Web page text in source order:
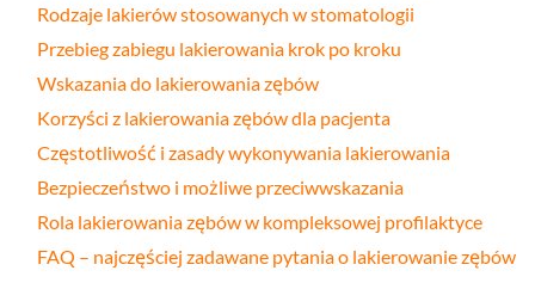
Rodzaje lakierów stosowanych w stomatologii
Przebieg zabiegu lakierowania krok po kroku
Wskazania do lakierowania zębów
Korzyści z lakierowania zębów dla pacjenta
Częstotliwość i zasady wykonywania lakierowania
Bezpieczeństwo i możliwe przeciwwskazania
Rola lakierowania zębów w kompleksowej profilaktyce
FAQ – najczęściej zadawane pytania o lakierowanie zębów